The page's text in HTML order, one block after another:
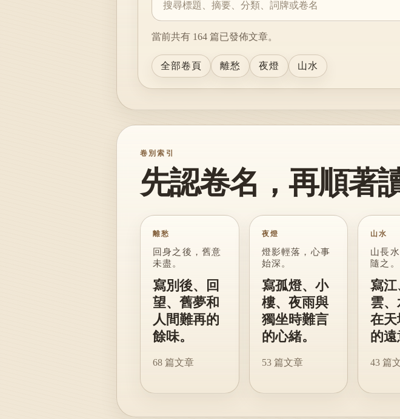
當前共有 164 篇已發佈文章。
全部卷頁 離愁 夜燈 山水
卷別索引
先認卷名，再順著
離愁
回身之後，舊意
未盡。
寫別後、回
望、舊夢和
人間難再的
餘味。
68 篇文章
夜燈
燈影輕落，心事
始深。
寫孤燈、小
樓、夜雨與
獨坐時難言
的心緒。
53篇文章
山水
山長
隨之。
寫江
雲
在
的遠
43 篇